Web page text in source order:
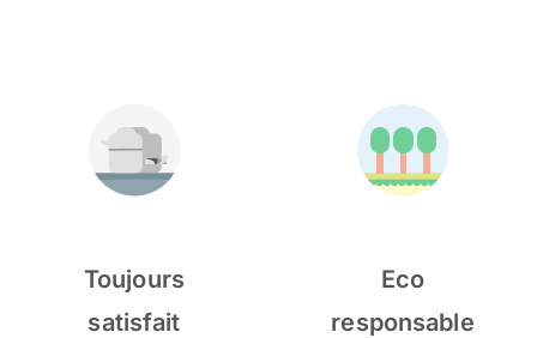
Toujours
satisfait
Eco
responsable